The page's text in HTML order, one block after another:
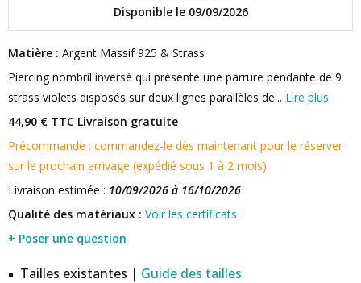
Disponible le 09/09/2026
Matière : Argent Massif 925 & Strass
Piercing nombril inversé qui présente une parrure pendante de 9
strass violets disposés sur deux lignes parallèles de... Lire plus
44,90 € TTC Livraison gratuite
Précommande : commandez-le dès maintenant pour le réserver
sur le prochain arrivage (expédié sous 1 à 2 mois).
Livraison estimée : 10/09/2026 à 16/10/2026
Qualité des matériaux : Voir les certificats
+ Poser une question
Tailles existantes | Guide des tailles